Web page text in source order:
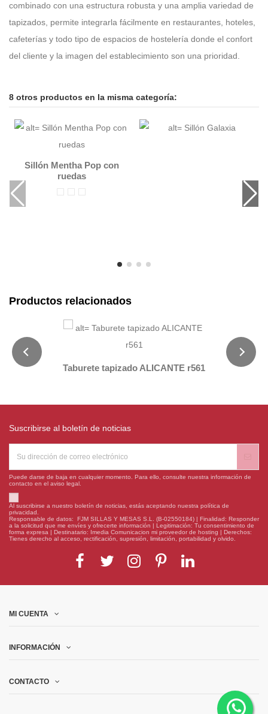
combinado con una estructura robusta y una amplia variedad de
tapizados, permite integrarla fácilmente en restaurantes, hoteles,
cafeterías y todo tipo de espacios de hostelería donde el confort
del cliente y la imagen del establecimiento son una prioridad.
8 otros productos en la misma categoría:
Sillón Mentha Pop con
ruedas
Productos relacionados
Taburete tapizado ALICANTE r561
Suscribirse al boletín de noticias
Puede darse de baja en cualquier momento. Para ello, consulte nuestra información de
contacto en el aviso legal.
Al suscribirse a nuestro boletín de noticias, estás aceptando nuestra política de
privacidad.
Responsable de datos: FJM SILLAS Y MESAS S.L. (B-02550184) | Finalidad: Responder
a la solicitud que me envíes y ofrecerte información | Legitimación: Tu consentimiento de
forma expresa | Destinatario: Imedia Comunicacion mi proveedor de hosting | Derechos:
Tienes derecho al acceso, rectificación, supresión, limitación, portabilidad y olvido.
MI CUENTA
INFORMACIÓN
CONTACTO